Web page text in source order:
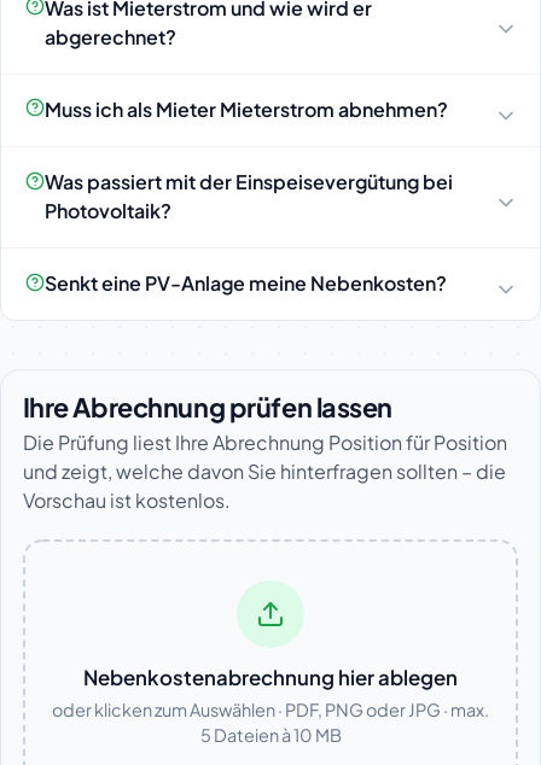
Was ist Mieterstrom und wie wird er
abgerechnet?
Muss ich als Mieter Mieterstrom abnehmen?
Was passiert mit der Einspeisevergütung bei
Photovoltaik?
Senkt eine PV-Anlage meine Nebenkosten?
Ihre Abrechnung prüfen lassen
Die Prüfung liest Ihre Abrechnung Position für Position
und zeigt, welche davon Sie hinterfragen sollten – die
Vorschau ist kostenlos.
Nebenkostenabrechnung hier ablegen
oder klicken zum Auswählen · PDF, PNG oder JPG · max.
5 Dateien à 10 MB